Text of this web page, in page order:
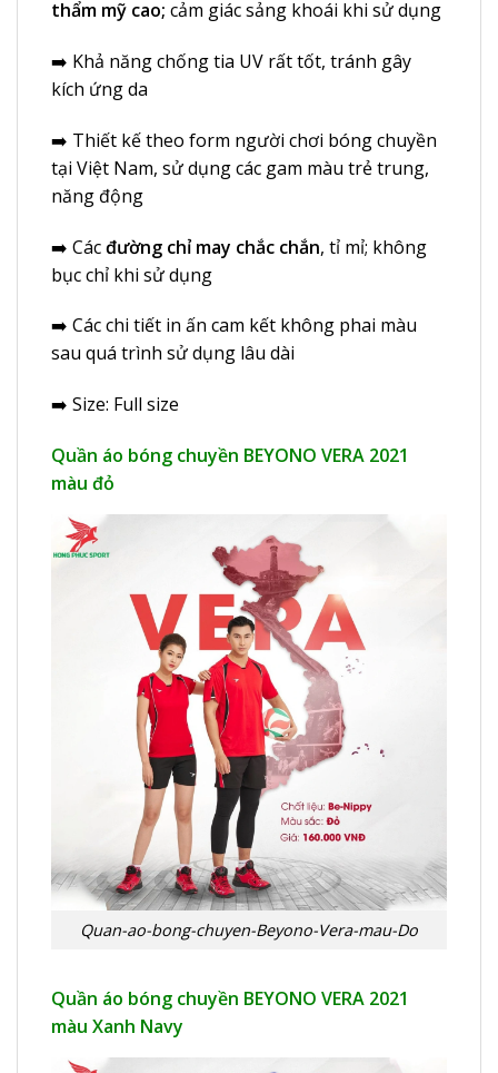
thẩm mỹ cao; cảm giác sảng khoái khi sử dụng
➡️ Khả năng chống tia UV rất tốt, tránh gây
kích ứng da
➡️ Thiết kế theo form người chơi bóng chuyền
tại Việt Nam, sử dụng các gam màu trẻ trung,
năng động
➡️ Cácđường chỉ may chắc chắn, tỉ mỉ; không
bục chỉ khi sử dụng
➡️ Các chi tiết in ấn cam kết không phai màu
sau quá trình sử dụng lâu dài
➡️ Size: Full size
Quần áo bóng chuyền BEYONO VERA 2021
màu đỏ
Quan-ao-bong-chuyen-Beyono-Vera-mau-Do
Quần áo bóng chuyền BEYONO VERA 2021
màu Xanh Navy